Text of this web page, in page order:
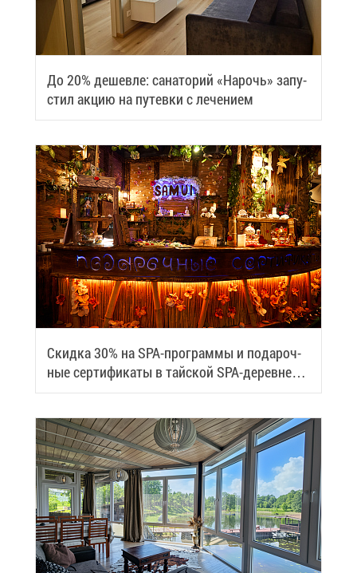
До 20% де­шев­ле: са­на­то­рий «На­рочь» за­пу­
стил ак­цию на пу­тев­ки с ле­че­ни­ем
Скид­ка 30% на SPA-про­грам­мы и по­да­роч­
ные сер­ти­фи­ка­ты в тай­ской SPA-де­ревне
Samui